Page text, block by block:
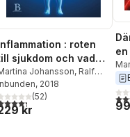
: roten
sjukdom och vad
själv kan göra för
läka
Johansson, Ralf
, 2018
utav 5 stjärnor. Totalt antal
(52)
kr
5,0